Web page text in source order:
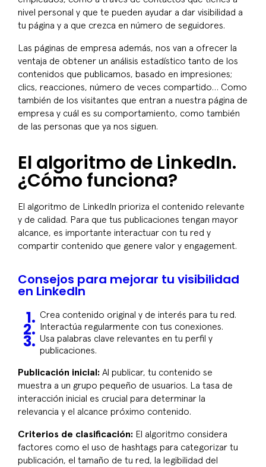
nivel personal y que te pueden ayudar a dar visibilidad a
tu página y a que crezca en número de seguidores.
Las páginas de empresa además, nos van a ofrecer la
ventaja de obtener un análisis estadístico tanto de los
contenidos que publicamos, basado en impresiones;
clics, reacciones, número de veces compartido… Como
también de los visitantes que entran a nuestra página de
empresa y cuál es su comportamiento, como también
de las personas que ya nos siguen.
El algoritmo de LinkedIn.
¿Cómo funciona?
El algoritmo de LinkedIn prioriza el contenido relevante
y de calidad. Para que tus publicaciones tengan mayor
alcance, es importante interactuar con tu red y
compartir contenido que genere valor y engagement.
Consejos para mejorar tu visibilidad
en LinkedIn
Crea contenido original y de interés para tu red.
Interactúa regularmente con tus conexiones.
Usa palabras clave relevantes en tu perfil y
publicaciones.
Publicación inicial: Al publicar, tu contenido se
muestra a un grupo pequeño de usuarios. La tasa de
interacción inicial es crucial para determinar la
relevancia y el alcance próximo contenido.
Criterios de clasificación: El algoritmo considera
factores como el uso de hashtags para categorizar tu
publicación, el tamaño de tu red, la legibilidad del